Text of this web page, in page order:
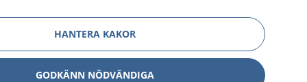
HANTERA KAKOR
GODKÄNN NÖDVÄNDIGA